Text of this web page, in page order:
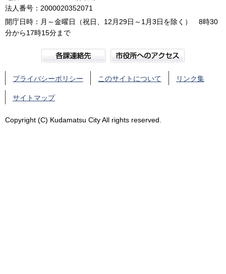
法人番号：2000020352071
開庁日時：月～金曜日（祝日、12月29日～1月3日を除く） 8時30
分から17時15分まで
プライバシーポリシー このサイトについて リンク集
サイトマップ
Copyright (C) Kudamatsu City All rights reserved.